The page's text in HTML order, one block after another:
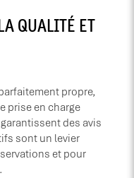
QUALITÉ ET
propre,
prise en charge
des avis
sont un levier
et pour